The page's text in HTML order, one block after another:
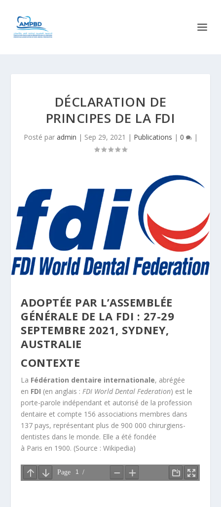
DÉCLARATION DE
PRINCIPES DE LA FDI
Posté par admin | Sep 29, 2021 | Publications | 0 |
ADOPTÉE PAR L’ASSEMBLÉE
GÉNÉRALE DE LA FDI : 27-29
SEPTEMBRE 2021, SYDNEY,
AUSTRALIE
CONTEXTE
La Fédération dentaire internationale, abrégée
en FDI (en anglais : FDI World Dental Federation) est le
porte-parole indépendant et autorisé de la profession
dentaire et compte 156 associations membres dans
137 pays, représentant plus de 900 000 chirurgiens-
dentistes dans le monde. Elle a été fondée
à Paris en 1900. (Source : Wikipedia)